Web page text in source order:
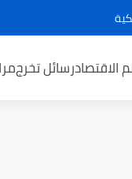
الاقتصادرسائل تخرج